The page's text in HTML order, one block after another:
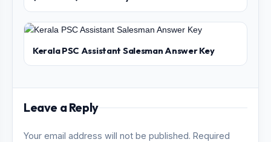
Kerala PSC Assistant Salesman Answer Key
Leave a Reply
Your email address will not be published. Required